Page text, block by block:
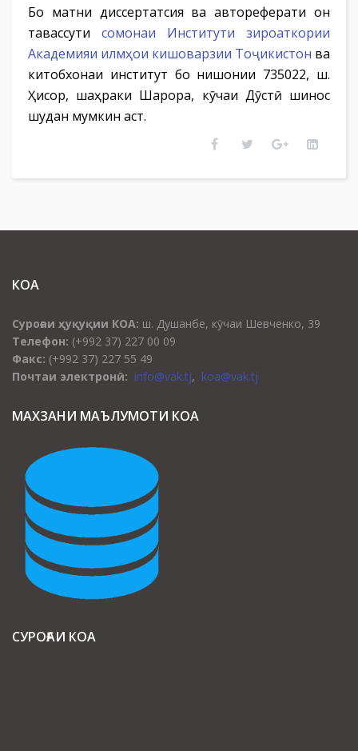
Бо матни диссертатсия ва автореферати он
тавассути сомонаи Институти зироаткории
Академияи илмҳои кишоварзии Тоҷикистон ва
китобхонаи институт бо нишонии 735022, ш.
Ҳисор, шаҳраки Шарора, кӯчаи Дӯстӣ шинос
шудан мумкин аст.
КОА
Суроғаи ҳуқуқии КОА: ш. Душанбе, кӯчаи Шевченко, 39
Телефон: (+992 37) 227 00 09
Факс: (+992 37) 227 55 49
Почтаи электронӣ: info@vak.tj, koa@vak.tj
МАХЗАНИ МАЪЛУМОТИ КОА
СУРОҒАИ КОА